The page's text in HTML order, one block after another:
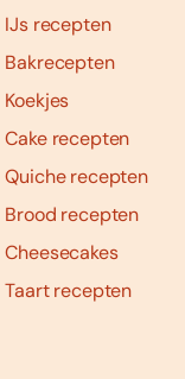
IJs recepten
Bakrecepten
Koekjes
Cake recepten
Quiche recepten
Brood recepten
Cheesecakes
Taart recepten